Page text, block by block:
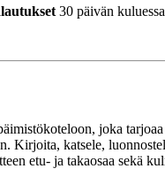
30 päivän
joka
Kirjoita, katsele,
etu- ja takaosaa sekä